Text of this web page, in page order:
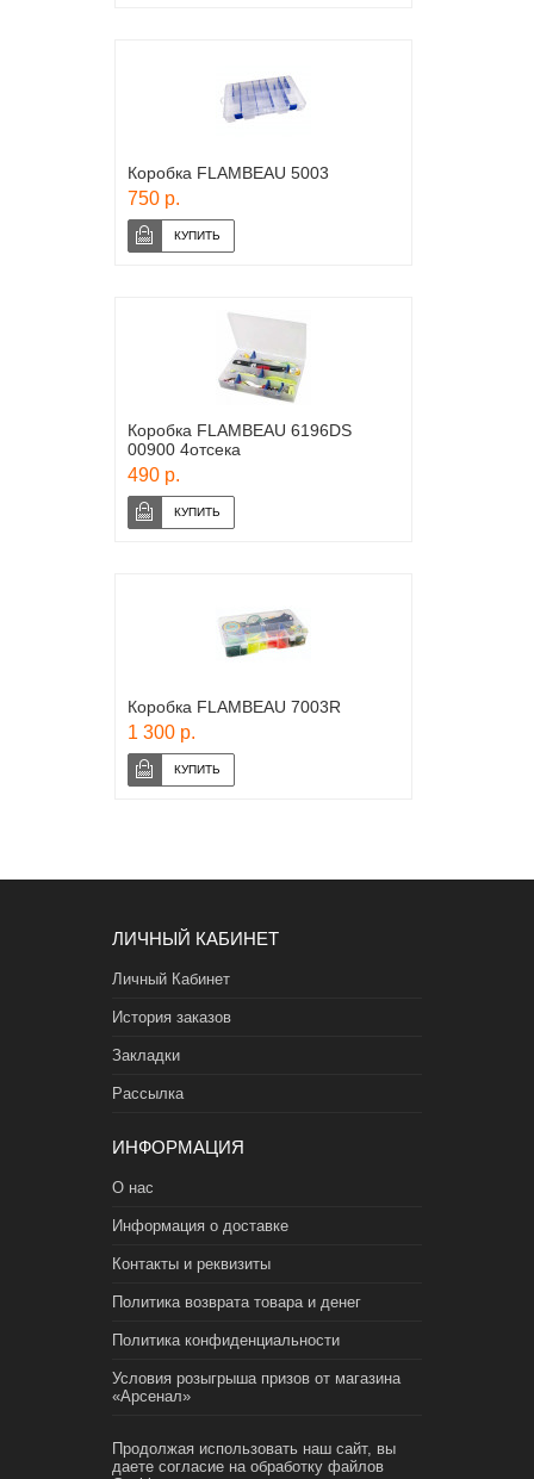
Коробка FLAMBEAU 5003
750 р.
Коробка FLAMBEAU 6196DS
00900 4отcека
490 р.
Коробка FLAMBEAU 7003R
1 300 р.
ЛИЧНЫЙ КАБИНЕТ
Личный Кабинет
История заказов
Закладки
Рассылка
ИНФОРМАЦИЯ
О нас
Информация о доставке
Контакты и реквизиты
Политика возврата товара и денег
Политика конфиденциальности
Условия розыгрыша призов от магазина
«Арсенал»
Продолжая использовать наш сайт, вы
даете согласие на обработку файлов